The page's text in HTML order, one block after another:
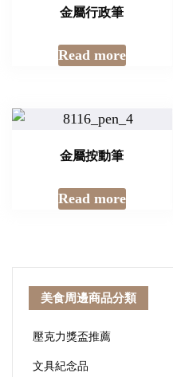
金屬行政筆
Read more
金屬按動筆
Read more
美食周邊商品分類
壓克力獎盃推薦
文具紀念品